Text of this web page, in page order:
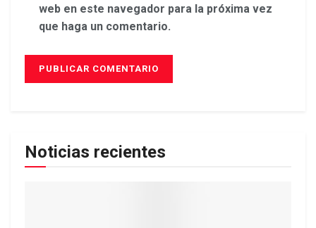
web en este navegador para la próxima vez
que haga un comentario.
Noticias recientes